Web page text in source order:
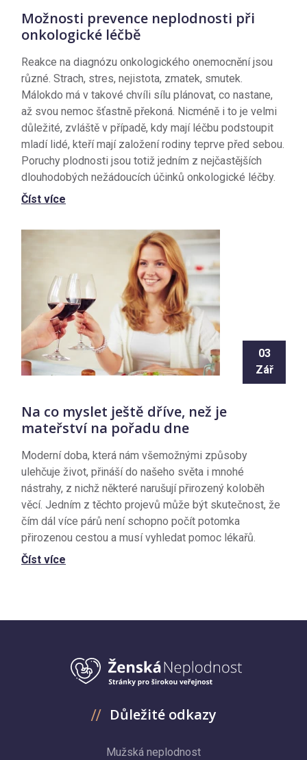
Možnosti prevence neplodnosti při
onkologické léčbě
Reakce na diagnózu onkologického onemocnění jsou
různé. Strach, stres, nejistota, zmatek, smutek.
Málokdo má v takové chvíli sílu plánovat, co nastane,
až svou nemoc šťastně překoná. Nicméně i to je velmi
důležité, zvláště v případě, kdy mají léčbu podstoupit
mladí lidé, kteří mají založení rodiny teprve před sebou.
Poruchy plodnosti jsou totiž jedním z nejčastějších
dlouhodobých nežádoucích účinků onkologické léčby.
Číst více
03
Zář
Na co myslet ještě dříve, než je
mateřství na pořadu dne
Moderní doba, která nám všemožnými způsoby
ulehčuje život, přináší do našeho světa i mnohé
nástrahy, z nichž některé narušují přirozený koloběh
věcí. Jedním z těchto projevů může být skutečnost, že
čím dál více párů není schopno počít potomka
přirozenou cestou a musí vyhledat pomoc lékařů.
Číst více
Důležité odkazy
Mužská neplodnost